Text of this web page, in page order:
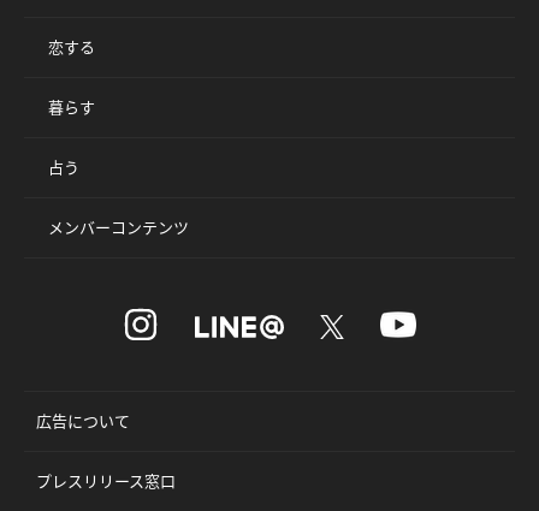
恋する
暮らす
占う
メンバーコンテンツ
広告について
プレスリリース窓口